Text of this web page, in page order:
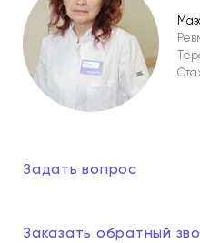
Задать вопрос
Заказать обратный